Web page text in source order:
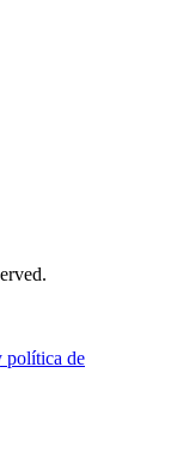
política de